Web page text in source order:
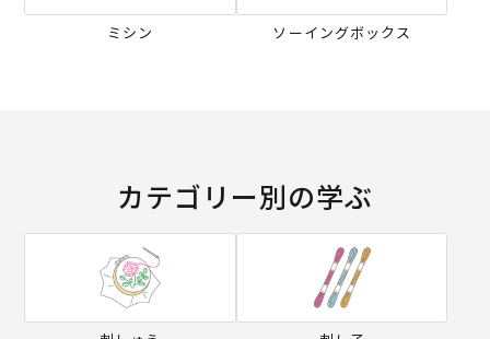
ミシン ソーイングボックス
カテゴリー別の学ぶ